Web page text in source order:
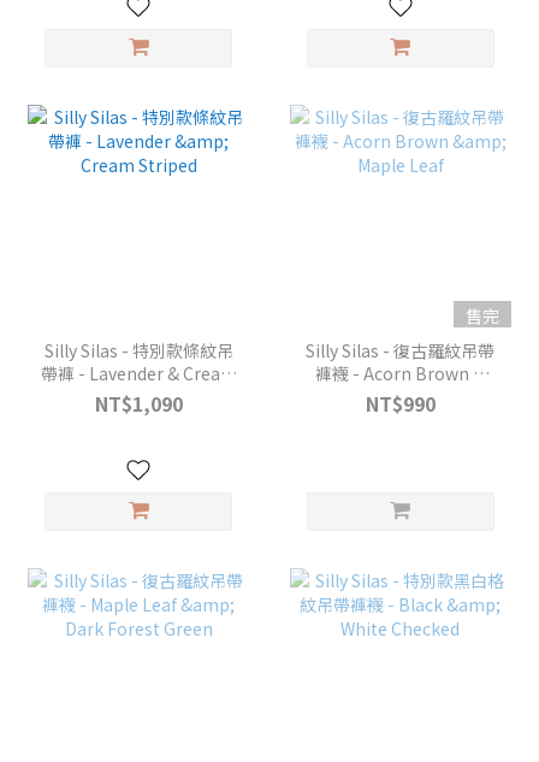
Silly Silas - 特別款條紋吊
帶褲 - Lavender & Cream
Striped
NT$1,090
售完
Silly Silas - 復古羅紋吊帶
褲襪 - Acorn Brown &
Maple Leaf
NT$990